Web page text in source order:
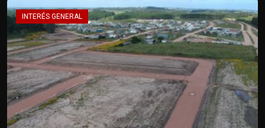
INTERÉS GENERAL